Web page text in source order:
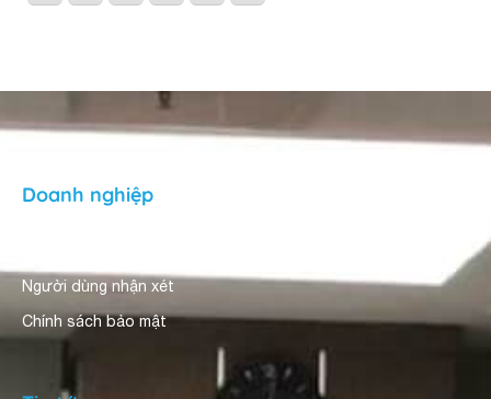
Doanh nghiệp
Người dùng nhận xét
Chính sách bảo mật